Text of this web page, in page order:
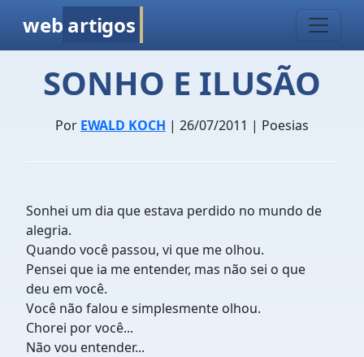
web artigos
SONHO E ILUSÃO
Por EWALD KOCH | 26/07/2011 | Poesias
Sonhei um dia que estava perdido no mundo de
alegria.
Quando você passou, vi que me olhou.
Pensei que ia me entender, mas não sei o que
deu em você.
Você não falou e simplesmente olhou.
Chorei por você...
Não vou entender...